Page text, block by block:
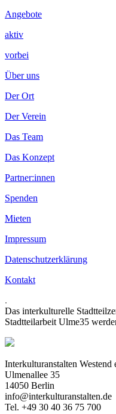
Angebote
aktiv
vorbei
Über uns
Der Ort
Der Verein
Das Team
Das Konzept
Partner:innen
Spenden
Mieten
Impressum
Datenschutzerklärung
Kontakt
.
Das interkulturelle
Stadtteilarbeit Ulme35
Interkulturanstalten Westend
Ulmenallee 35
14050 Berlin
info@interkulturanstalten.de
Tel. +49 30 40 36 75 700